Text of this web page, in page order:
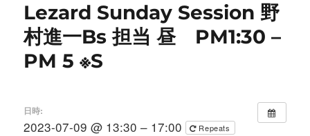
Lezard Sunday Session 野
村進一Bs 担当 昼 PM1:30 –
PM 5 ※S
日時:
2023-07-09 @ 13:30 – 17:00 Repeats